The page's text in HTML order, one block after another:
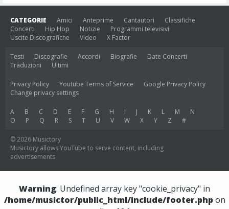
CATEGORIE Amici Anteprime Cantautori
Classifiche
Concerti
Hip Hop Notizie
Programmi televisivi
Uscite Discografiche
Video X Factor
Testi Discografie Accordi Biografie
Date Concerti
Traduzioni
Ultimi
Privacy Policy Youtube Terms of Service
Google Privacy Policy
Change privacy settings
A B C D E F G H I J K L M
N
O
P Q R S T U V W X Y Z #
© 2026 Musictory
Musictory allows YouTube to serve content, including
advertisements
Warning: Undefined array key "cookie_privacy" in
/home/musictor/public_html/include/footer.php on